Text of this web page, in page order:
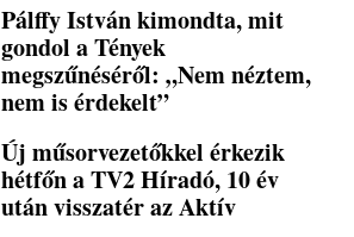
Pálffy István kimondta, mit
gondol a Tények
megszűnéséről: „Nem néztem,
nem is érdekelt”
Új műsorvezetőkkel érkezik
hétfőn a TV2 Híradó, 10 év
után visszatér az Aktív